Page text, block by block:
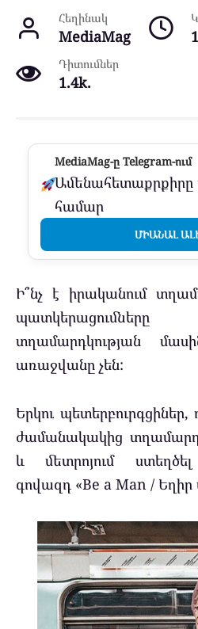
Հեղինակ
MediaMag
Դիտումներ
1.4k.
MediaMag-ը Telegram-ում
Ամենահետաքրքիրը
համար
ՄԻԱՆԱԼ
Ի՞նչ է իրականում
պատկերացումները
տղամարդկության
առաջվանը չեն:
Երկու պետերբուրգցիներ,
ժամանակակից
և մետրոյում
գովազդ «Be a Man /